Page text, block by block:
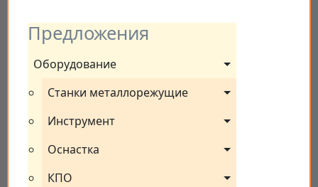
Предложения
Оборудование
Станки металлорежущие
Инструмент
Оснастка
КПО